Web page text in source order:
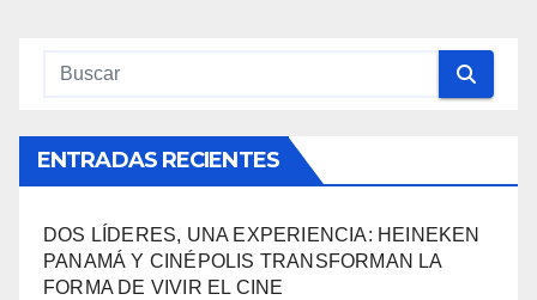
ENTRADAS RECIENTES
DOS LÍDERES, UNA EXPERIENCIA: HEINEKEN
PANAMÁ Y CINÉPOLIS TRANSFORMAN LA
FORMA DE VIVIR EL CINE